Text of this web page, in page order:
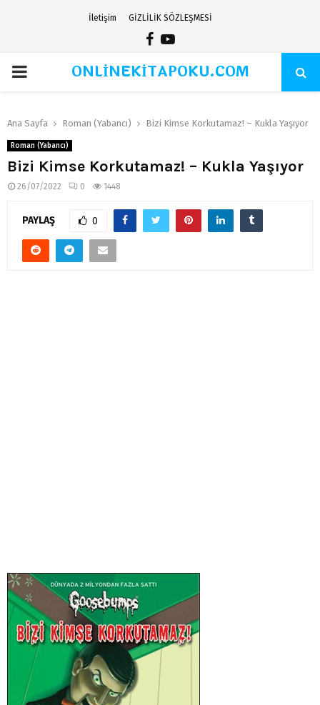
İletişim GİZLİLİK SÖZLEŞMESİ
Facebook
Youtube
PRIMARYONLİNEKİTAPOKU.COM
Ana Sayfa Roman (Yabancı) Bizi Kimse Korkutamaz! – Kukla Yaşıyor
Roman (Yabancı)
Bizi Kimse Korkutamaz! – Kukla Yaşıyor
26/07/2022 0 1448
PAYLAŞ 0